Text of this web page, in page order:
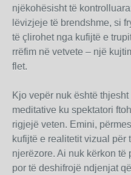
njëkohësisht të
lëvizjeje të brendshme, si
të çlirohet nga kufijtë e
rrëfim në vetvete – një
flet.
Kjo vepër nuk është
meditative ku spektatori
rigjejë veten. Emini,
kufijtë e realitetit vizual
njerëzore. Ai nuk kërkon të
por të deshifrojë ndjenjat